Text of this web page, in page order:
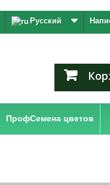
Русский
ПрофСемена цветов